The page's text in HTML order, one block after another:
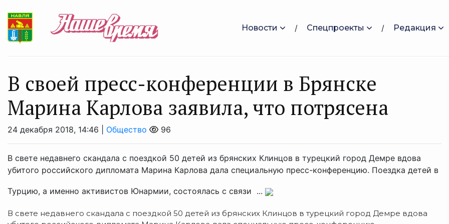
Новости Спецпроекты Редакция
В своей пресс-конференции в Брянске
Марина Карлова заявила, что потрясена
24 декабря 2018, 14:46 | Общество 96
В свете недавнего скандала с поездкой 50 детей из брянских Клинцов в турецкий город Демре вдова
убитого российского дипломата Марина Карлова дала специальную пресс-конференцию. Поездка детей в
Турцию, а именно активистов Юнармии, состоялась с связи ...
В свете недавнего скандала с поездкой 50 детей из брянских Клинцов в турецкий город Демре вдова